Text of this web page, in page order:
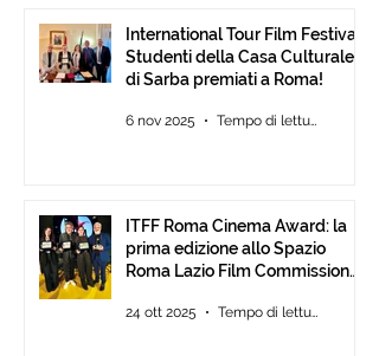
International Tour Film Festival:
Studenti della Casa Culturale
di Sarba premiati a Roma!
6 nov 2025 Tempo di lettura: 2 min
ITFF Roma Cinema Award: la
prima edizione allo Spazio
Roma Lazio Film Commission
24 ott 2025 Tempo di lettura: 2 min